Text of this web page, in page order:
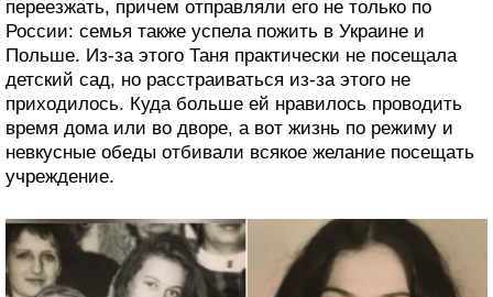
переезжать, причем отправляли его не только по
России: семья также успела пожить в Украине и
Польше. Из-за этого Таня практически не посещала
детский сад, но расстраиваться из-за этого не
приходилось. Куда больше ей нравилось проводить
время дома или во дворе, а вот жизнь по режиму и
невкусные обеды отбивали всякое желание посещать
учреждение.